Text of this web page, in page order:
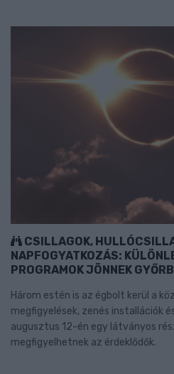
CSILLAGOK,
NAPFOGYATKOZÁS:
PROGRAMOK JÖNNEK
Három estén is az égbolt kerül a
megfigyelések, zenés installációk
augusztus 12-én egy látványos
megfigyelhetnek az érdeklődők.